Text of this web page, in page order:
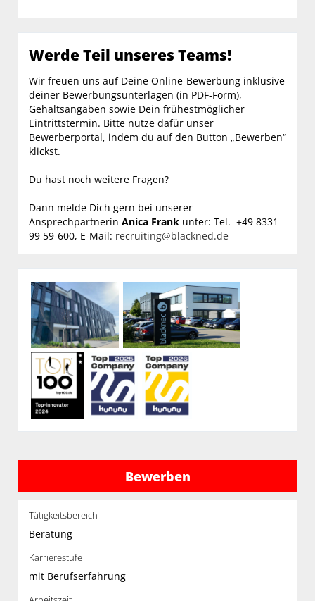
Werde Teil unseres Teams!
Wir freuen uns auf Deine Online-Bewerbung inklusive
deiner Bewerbungsunterlagen (in PDF-Form),
Gehaltsangaben sowie Dein frühestmöglicher
Eintrittstermin. Bitte nutze dafür unser
Bewerberportal, indem du auf den Button „Bewerben“
klickst.
Du hast noch weitere Fragen?
Dann melde Dich gern bei unserer
Ansprechpartnerin Anica Frank unter: Tel. +49 8331
99 59-600, E-Mail: recruiting@blackned.de
Bewerben
Tätigkeitsbereich
Beratung
Karrierestufe
mit Berufserfahrung